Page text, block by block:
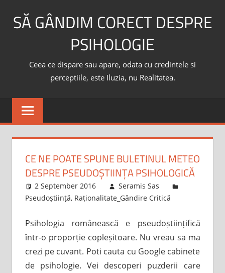
SĂ GÂNDIM CORECT DESPRE
PSIHOLOGIE
Ceea ce dispare sau apare, odata cu credintele si
perceptiile, este Iluzia, nu Realitatea.
CE NE POATE SPUNE BULETINUL METEO
DESPRE PSEUDOȘTIINȚA PSIHOLOGICĂ
2 September 2016
Seramis Sas
Pseudoștiință, Raționalitate_Gândire Critică
Psihologia românească e pseudoștiințifică
într-o proporție copleșitoare. Nu vreau sa ma
crezi pe cuvant. Poti cauta cu Google cabinete
de psihologie. Vei descoperi puzderii care